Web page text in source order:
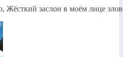
Жёсткий заслон в моём лице